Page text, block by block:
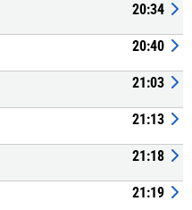
20:34
20:40
21:03
21:13
21:18
21:19